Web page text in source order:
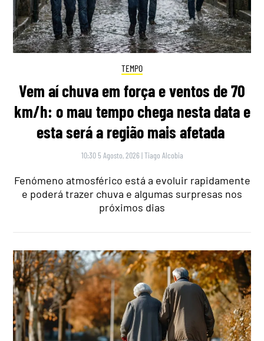
TEMPO
Vem aí chuva em força e ventos de 70
km/h: o mau tempo chega nesta data e
esta será a região mais afetada
10:30 5 Agosto, 2026 |Tiago Alcobia
Fenómeno atmosférico está a evoluir rapidamente
e poderá trazer chuva e algumas surpresas nos
próximos dias